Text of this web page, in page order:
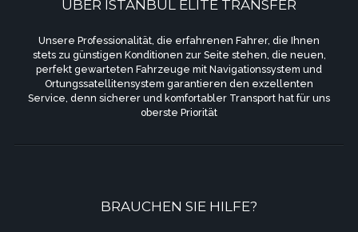
ÜBER ISTANBUL ELITE TRANSFER
Unsere Professionalität, die erfahrenen Fahrer, die Ihnen
stets zu günstigen Konditionen zur Seite stehen, die neuen,
perfekt gewarteten Fahrzeuge mit Navigationssystem und
Ortungssatellitensystem garantieren den exzellenten
Service, denn sicherer und komfortabler Transport hat für uns
oberste Priorität
BRAUCHEN SIE HILFE?